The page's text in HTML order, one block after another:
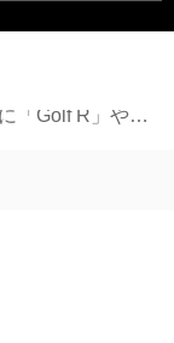
VWが2022年に「Golf R」や「ID.4」を日本導入